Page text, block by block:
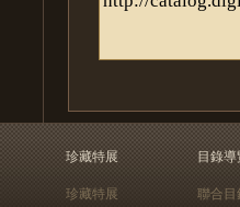
珍藏特展
珍藏特展
目錄導
聯合目